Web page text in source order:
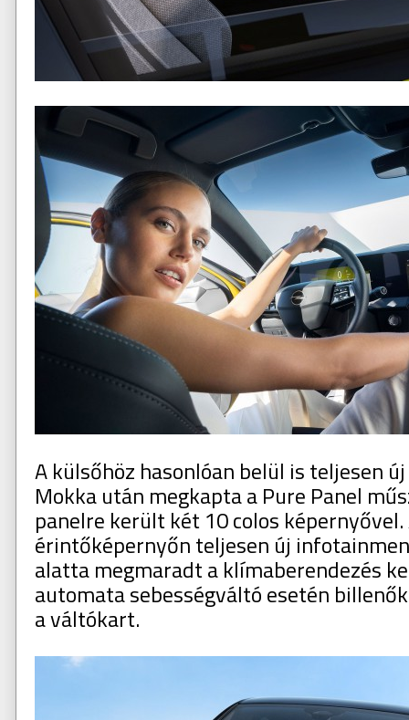
A külsőhöz hasonlóan belül is teljesen
Mokka után megkapta a Pure Panel
panelre került két 10 colos képernyővel.
érintőképernyőn teljesen új
alatta megmaradt a klímaberendezés
automata sebességváltó esetén
a váltókart.